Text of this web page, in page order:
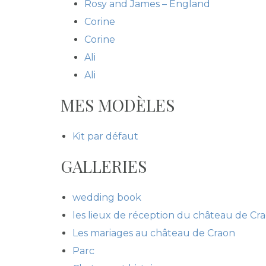
Rosy and James – England
Corine
Corine
Ali
Ali
MES MODÈLES
Kit par défaut
GALLERIES
wedding book
les lieux de réception du château de
Les mariages au château de Craon
Parc